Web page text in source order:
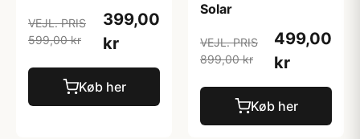
VEJL. PRIS
599,00 kr
399,00
kr
Køb her
Solar
VEJL. PRIS
899,00 kr
499,00
kr
Køb her